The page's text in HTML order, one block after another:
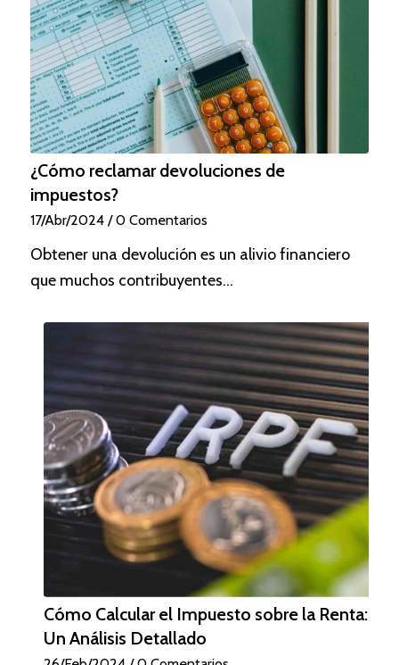
¿Cómo reclamar devoluciones de
impuestos?
17/Abr/2024 / 0 Comentarios
Obtener una devolución es un alivio financiero
que muchos contribuyentes…
Cómo Calcular el Impuesto sobre la Renta:
Un Análisis Detallado